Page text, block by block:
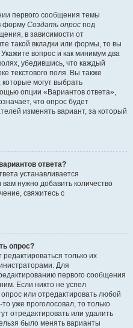
первого сообщения темы
форму Создать опрос под
в зависимости от
такой вкладки или формы, то вы
вопрос и как минимум два
убедившись, что каждый
текстового поля. Вы также
могут выбрать
опции «Вариантов ответа»,
что опрос будет
изменять вариант, за который
ответа?
устанавливается
нужно добавить количество
свяжитесь с
опрос?
только их
Для
первого сообщения
Если никто не успел
или отредактировать любой
уже проголосовал, то только
отредактировать или удалить
было менять варианты